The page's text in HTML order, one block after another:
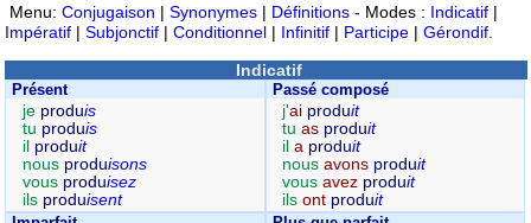
Menu: Conjugaison | Synonymes | Définitions - Modes : Indicatif |
Impératif | Subjonctif | Conditionnel | Infinitif | Participe | Gérondif
Indicatif
Présent
je produis
tu produis
il produit
nous produisons
vous produisez
ils produisent
Passé composé
j'ai produit
tuas produit
ila produit
nousavons produit
vousavez produit
ilsont produit